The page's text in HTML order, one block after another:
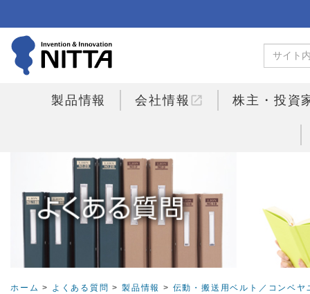
製品情報 会社情報 open_in_new 株主・投資
ホーム > よくある質問 >製品情報 > 伝動・搬送用ベルト／コンベヤ